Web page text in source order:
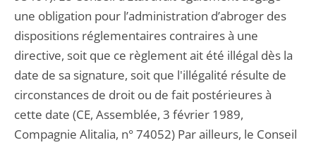
une obligation pour l’administration d’abroger des
dispositions réglementaires contraires à une
directive, soit que ce règlement ait été illégal dès la
date de sa signature, soit que l'illégalité résulte de
circonstances de droit ou de fait postérieures à
cette date (CE, Assemblée, 3 février 1989,
Compagnie Alitalia, n° 74052) Par ailleurs, le Conseil